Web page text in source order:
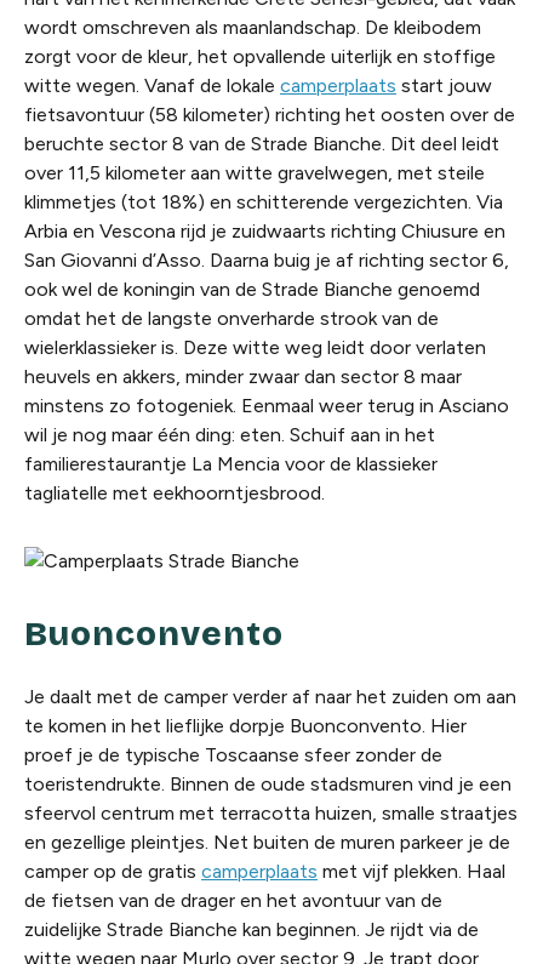
wordt omschreven als maanlandschap. De kleibodem
zorgt voor de kleur, het opvallende uiterlijk en stoffige
witte wegen. Vanaf de lokale camperplaats start jouw
fietsavontuur (58 kilometer) richting het oosten over de
beruchte sector 8 van de Strade Bianche. Dit deel leidt
over 11,5 kilometer aan witte gravelwegen, met steile
klimmetjes (tot 18%) en schitterende vergezichten. Via
Arbia en Vescona rijd je zuidwaarts richting Chiusure en
San Giovanni d’Asso. Daarna buig je af richting sector 6,
ook wel de koningin van de Strade Bianche genoemd
omdat het de langste onverharde strook van de
wielerklassieker is. Deze witte weg leidt door verlaten
heuvels en akkers, minder zwaar dan sector 8 maar
minstens zo fotogeniek. Eenmaal weer terug in Asciano
wil je nog maar één ding: eten. Schuif aan in het
familierestaurantje La Mencia voor de klassieker
tagliatelle met eekhoorntjesbrood.
Buonconvento
Je daalt met de camper verder af naar het zuiden om aan
te komen in het lieflijke dorpje Buonconvento. Hier
proef je de typische Toscaanse sfeer zonder de
toeristendrukte. Binnen de oude stadsmuren vind je een
sfeervol centrum met terracotta huizen, smalle straatjes
en gezellige pleintjes. Net buiten de muren parkeer je de
camper op de gratis camperplaats met vijf plekken. Haal
de fietsen van de drager en het avontuur van de
zuidelijke Strade Bianche kan beginnen. Je rijdt via de
witte wegen naar Murlo over sector 9. Je trapt door